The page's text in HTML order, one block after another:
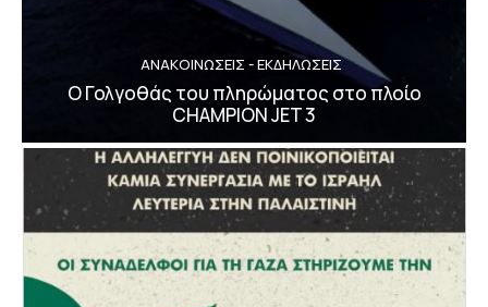
ΑΝΑΚΟΙΝΩΣΕΙΣ - ΕΚΔΗΛΩΣΕΙΣ
Ο Γολγοθάς του πληρώματος στο πλοίο
CHAMPION JET 3